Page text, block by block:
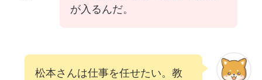
が入るんだ。
松本さんは仕事を任せたい。教